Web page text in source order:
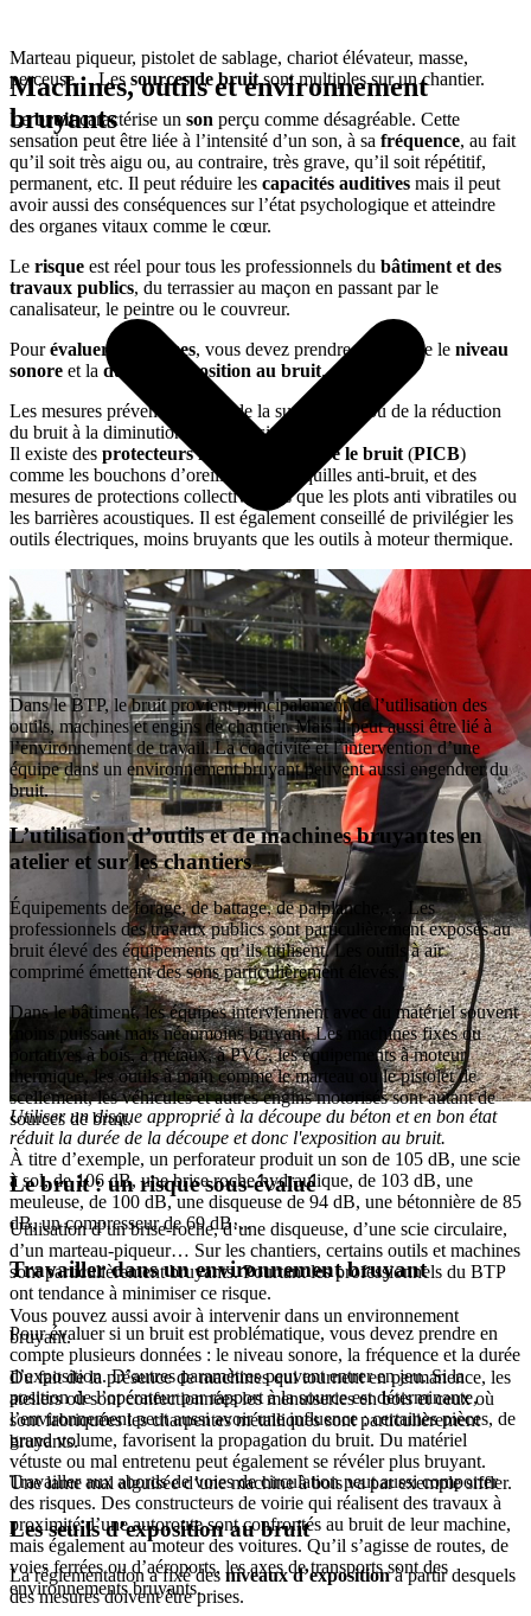
Marteau piqueur, pistolet de sablage, chariot élévateur, masse,
perceuse… Les sources de bruitsont multiples sur un chantier.
Lebruitcaractérise un son perçu comme désagréable. Cette
sensation peut être liée à l’intensité d’un son, à sa fréquence, au fait
qu’il soit très aigu ou, au contraire, très grave, qu’il soit répétitif,
permanent, etc. Il peut réduire les capacités auditives mais il peut
avoir aussi des conséquences sur l’état psychologique et atteindre
des organes vitaux comme le cœur.
Le risque est réel pour tous les professionnels du bâtiment et des
travaux publics, du terrassier au maçon en passant par le
canalisateur, le peintre ou le couvreur.
Pourévaluer les risques, vous devez prendre en compte le niveau
sonore et la durée d’exposition au bruit.
Les mesures préventives vont de la suppression ou de la réduction
du bruit à la diminution de l’exposition.
Il existe des protecteurs individuels contre le bruit (PICB)
comme les bouchons d’oreille ou les coquilles anti-bruit, et des
mesures de protections collectives tels que les plots anti vibratiles ou
les barrières acoustiques. Il est également conseillé de privilégier les
outils électriques, moins bruyants que les outils à moteur thermique.
Utiliser un disque approprié à la découpe du béton et en bon état
réduit la durée de la découpe et donc l'exposition au bruit.
Le bruit : un risque sous-évalué
Utilisation d’un brise-roche, d’une disqueuse, d’une scie circulaire,
d’un marteau-piqueur… Sur les chantiers, certains outils et machines
sont particulièrement bruyants. Pourtant les professionnels du BTP
ont tendance à minimiser ce risque.
Pour évaluer si un bruit est problématique, vous devez prendre en
compte plusieurs données : le niveau sonore, la fréquence et la durée
d’exposition. D’autres paramètres peuvent entrer en jeu. Si la
position de l’opérateur par rapport à la source est déterminante,
l’environnement peut aussi avoir une influence : certaines pièces, de
grand volume, favorisent la propagation du bruit. Du matériel
vétuste ou mal entretenu peut également se révéler plus bruyant.
Une lame mal aiguisée d’une machine à bois va par exemple siffler.
Les seuils d’exposition au bruit
La réglementation a fixé des niveaux d’expositionà partir desquels
des mesures doivent être prises.
Machines, outils et environnement
bruyants
Dans le BTP, le bruit provient principalement de l’utilisation des
outils, machines et engins de chantier. Mais il peut aussi être lié à
l’environnement de travail. La coactivité et l’intervention d’une
équipe dans un environnement bruyant peuvent aussi engendrer du
bruit.
L’utilisation d’outils et de machines bruyantes en
atelier et sur les chantiers
Équipements de forage, de battage, de palplanche,… Les
professionnels des travaux publics sont particulièrement exposés au
bruit élevé des équipements qu’ils utilisent. Les outils à air
comprimé émettent des sons particulièrement élevés.
Dans le bâtiment, les équipes interviennent avec du matériel souvent
moins puissant mais néanmoins bruyant. Les machines fixes ou
portatives à bois, à métaux, à PVC, les équipements à moteur
thermique, les outils à main comme le marteau ou le pistolet de
scellement, les véhicules et autres engins motorisés sont autant de
sources de bruit.
À titre d’exemple, un perforateur produit un son de 105 dB, une scie
à sol, de 106 dB, une brise roche hydraulique, de 103 dB, une
meuleuse, de 100 dB, une disqueuse de 94 dB, une bétonnière de 85
dB, un compresseur de 69 dB…
Travailler dans un environnement bruyant
Vous pouvez aussi avoir à intervenir dans un environnement
bruyant.
Du fait de la présence de machines qui tournent en permanence, les
ateliers où sont confectionnées les menuiseries en bois et ceux où
sont fabriquées les charpentes métalliques sont particulièrement
bruyants.
Travailler aux abords de voies de circulation peut aussi comporter
des risques. Des constructeurs de voirie qui réalisent des travaux à
proximité d’une autoroute sont confrontés au bruit de leur machine,
mais également au moteur des voitures. Qu’il s’agisse de routes, de
voies ferrées ou d’aéroports, les axes de transports sont des
environnements bruyants.